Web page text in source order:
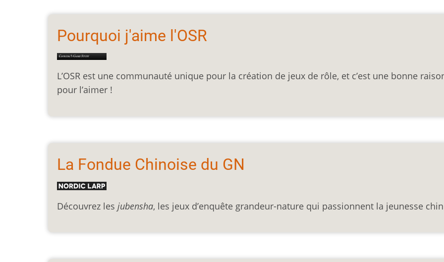
Pourquoi j'aime l'OSR
L’OSR est une communauté unique pour la création de jeux de rôle, et c’est une bonne
pour l’aimer !
La Fondue Chinoise du GN
Découvrez les jubensha, les jeux d’enquête grandeur-nature qui passionnent la jeunesse